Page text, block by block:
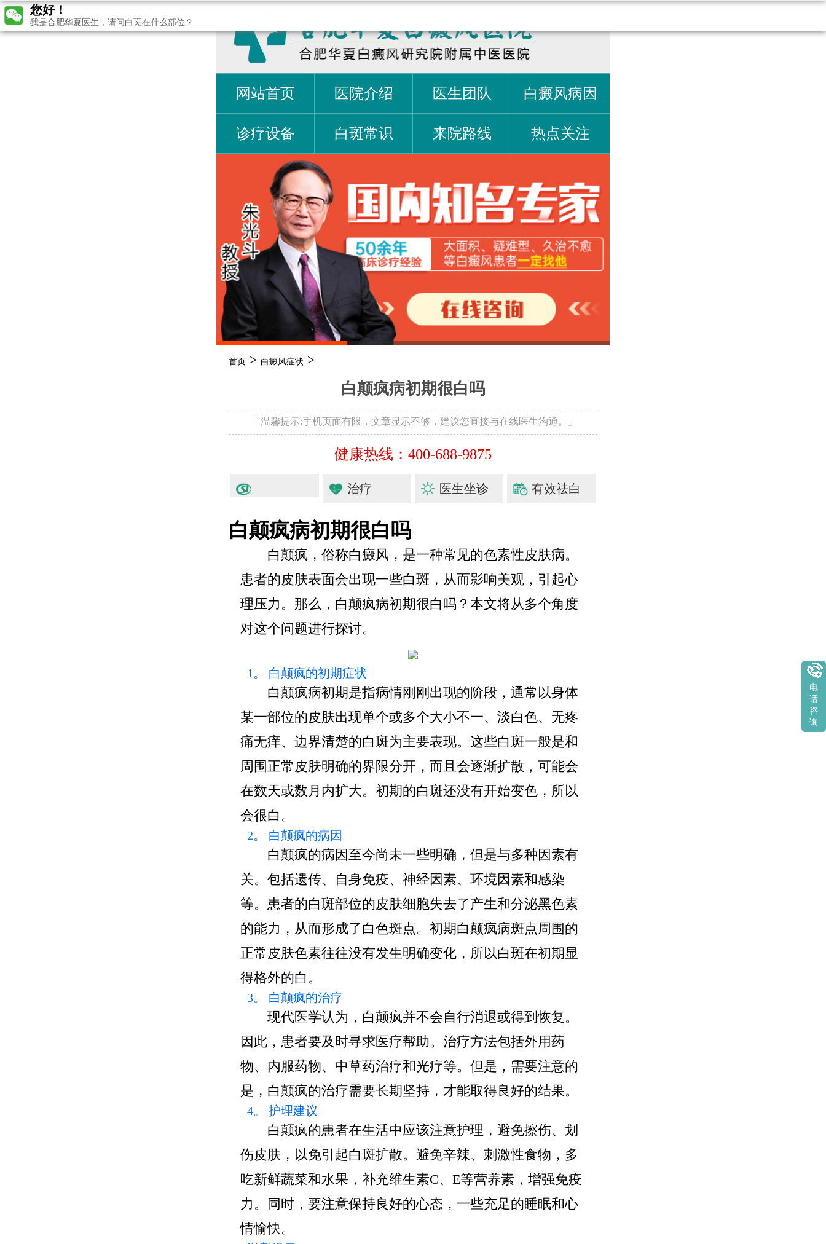
网站首页 医院介绍 医生团队 白癜风病因
诊疗设备 白斑常识 来院路线 热点关注
首页 > 白癜风症状 >
白颠疯病初期很白吗
「 温馨提示:手机页面有限，文章显示不够，建议您直接与在线医生沟通。」
健康热线：400-688-9875
治疗 医生坐诊 有效祛白
白颠疯病初期很白吗
白颠疯，俗称白癜风，是一种常见的色素性皮肤病。
患者的皮肤表面会出现一些白斑，从而影响美观，引起心
理压力。那么，白颠疯病初期很白吗？本文将从多个角度
对这个问题进行探讨。
1。 白颠疯的初期症状
白颠疯病初期是指病情刚刚出现的阶段，通常以身体
某一部位的皮肤出现单个或多个大小不一、淡白色、无疼
痛无痒、边界清楚的白斑为主要表现。这些白斑一般是和
周围正常皮肤明确的界限分开，而且会逐渐扩散，可能会
在数天或数月内扩大。初期的白斑还没有开始变色，所以
会很白。
2。 白颠疯的病因
白颠疯的病因至今尚未一些明确，但是与多种因素有
关。包括遗传、自身免疫、神经因素、环境因素和感染
等。患者的白斑部位的皮肤细胞失去了产生和分泌黑色素
的能力，从而形成了白色斑点。初期白颠疯病斑点周围的
正常皮肤色素往往没有发生明确变化，所以白斑在初期显
得格外的白。
3。 白颠疯的治疗
现代医学认为，白颠疯并不会自行消退或得到恢复。
因此，患者要及时寻求医疗帮助。治疗方法包括外用药
物、内服药物、中草药治疗和光疗等。但是，需要注意的
是，白颠疯的治疗需要长期坚持，才能取得良好的结果。
4。 护理建议
白颠疯的患者在生活中应该注意护理，避免擦伤、划
伤皮肤，以免引起白斑扩散。避免辛辣、刺激性食物，多
吃新鲜蔬菜和水果，补充维生素C、E等营养素，增强免疫
力。同时，要注意保持良好的心态，一些充足的睡眠和心
情愉快。
您好！
我是合肥华夏医生，请问白斑在什么部位？
电
话
咨
询